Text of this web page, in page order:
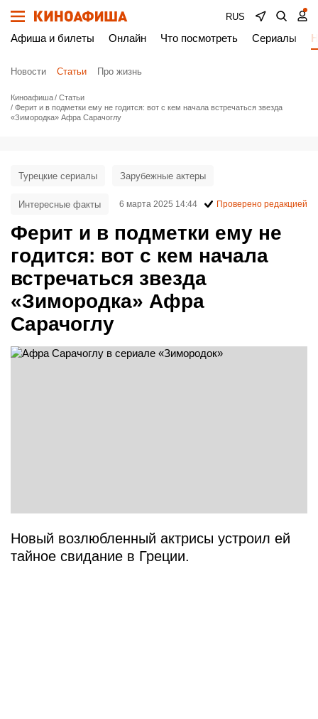
RUS
Афиша и билеты Онлайн Что посмотреть Сериалы
Новости Статьи Про жизнь
Киноафиша
Статьи
Ферит и в подметки ему не годится: вот с кем начала встречаться звезда
«Зимородка» Афра Сарачоглу
Ферит и в подметки ему не
годится: вот с кем начала
встречаться звезда
«Зимородка» Афра
Сарачоглу
Турецкие сериалы Зарубежные актеры
Интересные факты 6 марта 2025 14:44 Проверено редакцией
Новый возлюбленный актрисы устроил ей
тайное свидание в Греции.